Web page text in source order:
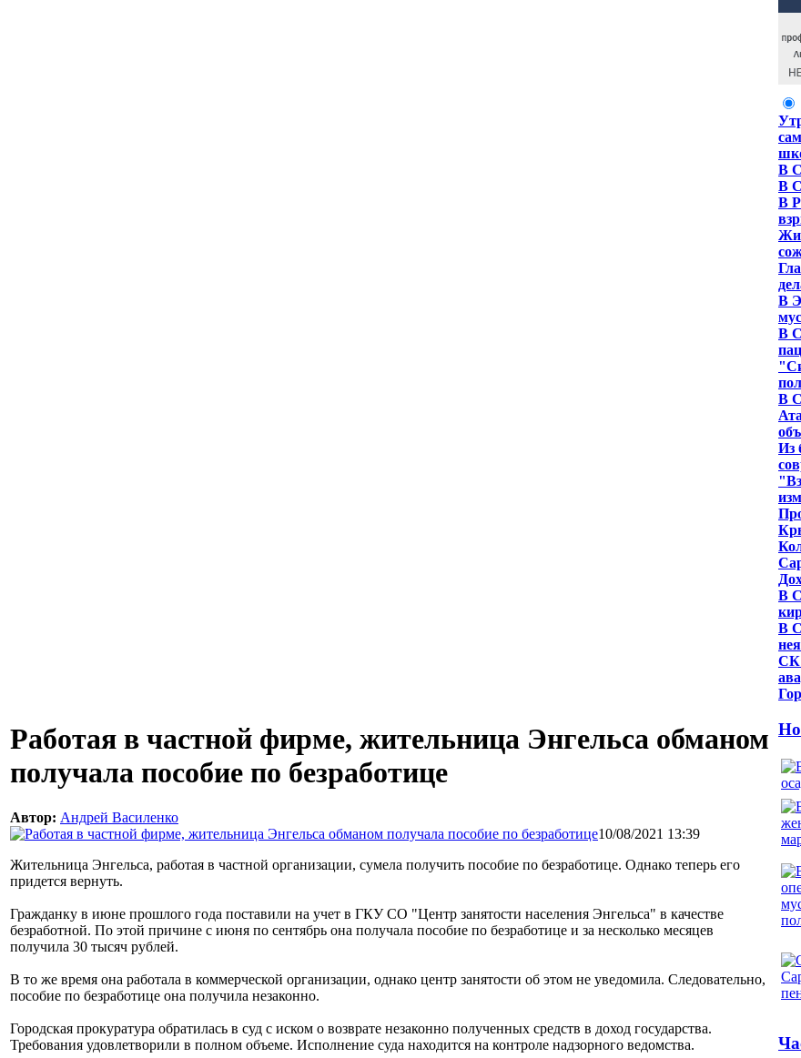
Работая в частной фирме, жительница Энгельса обманом
получала пособие по безработице
Автор: Андрей Василенко
10/08/2021 13:39
Жительница Энгельса, работая в частной организации, сумела получить пособие по безработице. Однако теперь его
придется вернуть.
Гражданку в июне прошлого года поставили на учет в ГКУ СО "Центр занятости населения Энгельса" в качестве
безработной. По этой причине с июня по сентябрь она получала пособие по безработице и за несколько месяцев
получила 30 тысяч рублей.
В то же время она работала в коммерческой организации, однако центр занятости об этом не уведомила. Следовательно,
пособие по безработице она получила незаконно.
Городская прокуратура обратилась в суд с иском о возврате незаконно полученных средств в доход государства.
Требования удовлетворили в полном объеме. Исполнение суда находится на контроле надзорного ведомства.
В
В
В
В
В
В
Из
В
В
СК